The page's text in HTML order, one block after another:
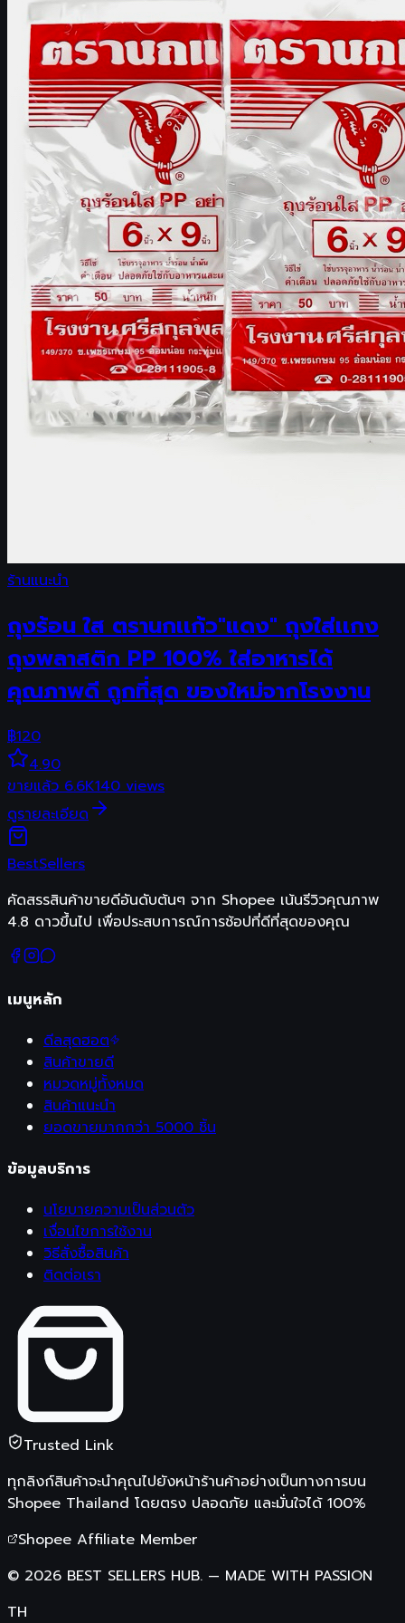
ร้านแนะนำ
ถุงร้อน ใส ตรานกเเก้ว"แดง" ถุงใส่เเกง
ถุงพลาสติก PP 100% ใส่อาหารได้
คุณภาพดี ถูกที่สุด ของใหม่จากโรงงาน
฿120
4.90
ขายแล้ว 6.6K140 views
ดูรายละเอียด
BestSellers
คัดสรรสินค้าขายดีอันดับต้นๆ จาก Shopee เน้นรีวิวคุณภาพ
4.8 ดาวขึ้นไป เพื่อประสบการณ์การช้อปที่ดีที่สุดของคุณ
เมนูหลัก
ดีลสุดฮอต
สินค้าขายดี
หมวดหมู่ทั้งหมด
สินค้าแนะนำ
ยอดขายมากกว่า 5000 ชิ้น
ข้อมูลบริการ
นโยบายความเป็นส่วนตัว
เงื่อนไขการใช้งาน
วิธีสั่งซื้อสินค้า
ติดต่อเรา
Trusted Link
ทุกลิงก์สินค้าจะนำคุณไปยังหน้าร้านค้าอย่างเป็นทางการบน
Shopee Thailand โดยตรง ปลอดภัย และมั่นใจได้ 100%
Shopee Affiliate Member
© 2026 BEST SELLERS HUB. — MADE WITH PASSION
TH